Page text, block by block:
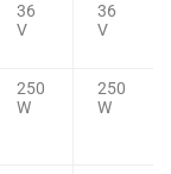
36
V
36
V
250
W
250
W